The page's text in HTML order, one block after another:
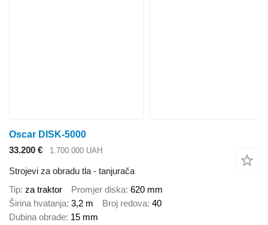
Oscar DISK-5000
33.200 €
1.700.000 UAH
Strojevi za obradu tla - tanjurača
Tip za traktor Promjer diska 620 mm
Širina hvatanja 3,2 m Broj redova 40
Dubina obrade 15 mm